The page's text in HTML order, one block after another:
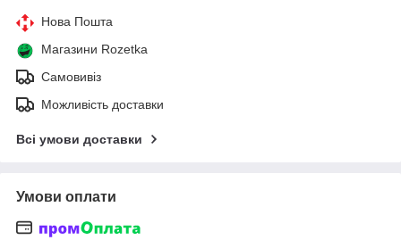
Нова Пошта
Магазини Rozetka
Самовивіз
Можливість доставки
Всі умови доставки
Умови оплати